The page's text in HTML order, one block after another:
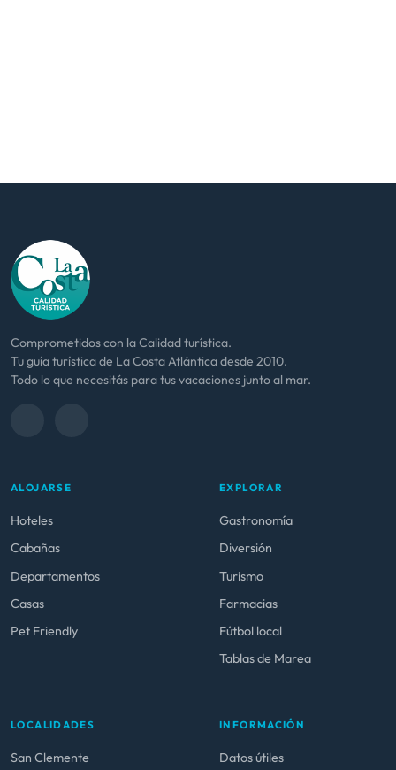
Comprometidos con la Calidad turística.
Tu guía turística de La Costa Atlántica desde 2010.
Todo lo que necesitás para tus vacaciones junto al mar.
ALOJARSE
Hoteles
Cabañas
Departamentos
Casas
Pet Friendly
EXPLORAR
Gastronomía
Diversión
Turismo
Farmacias
Fútbol local
Tablas de Marea
LOCALIDADES
San Clemente
INFORMACIÓN
Datos útiles